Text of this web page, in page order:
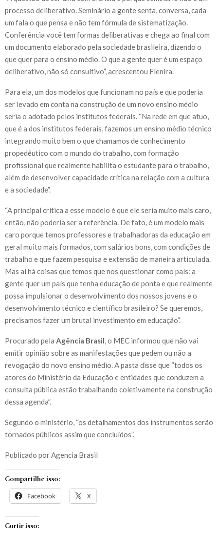
processo deliberativo. Seminário a gente senta, conversa, cada
um fala o que pensa e não tem fórmula de sistematização.
Conferência você tem formas deliberativas e chega ao final com
um documento elaborado pela sociedade brasileira, dizendo o
que quer para o ensino médio. O que a gente quer é um espaço
deliberativo, não só consultivo”, acrescentou Elenira.
Para ela, um dos modelos que funcionam no país e que poderia
ser levado em conta na construção de um novo ensino médio
seria o adotado pelos institutos federais. “Na rede em que atuo,
que é a dos institutos federais, fazemos um ensino médio técnico
integrando muito bem o que chamamos de conhecimento
propedêutico com o mundo do trabalho, com formação
profissional que realmente habilita o estudante para o trabalho,
além de desenvolver capacidade crítica na relação com a cultura
e a sociedade”.
“A principal crítica a esse modelo é que ele seria muito mais caro,
então, não poderia ser a referência. De fato, é um modelo mais
caro porque temos professores e trabalhadoras da educação em
geral muito mais formados, com salários bons, com condições de
trabalho e que fazem pesquisa e extensão de maneira articulada.
Mas aí há coisas que temos que nos questionar como país: a
gente quer um país que tenha educação de ponta e que realmente
possa impulsionar o desenvolvimento dos nossos jovens e o
desenvolvimento técnico e científico brasileiro? Se queremos,
precisamos fazer um brutal investimento em educação”.
Procurado pela Agência Brasil , o MEC informou que não vai
emitir opinião sobre as manifestações que pedem ou não a
revogação do novo ensino médio. A pasta disse que “todos os
atores do Ministério da Educação e entidades que conduzem a
consulta pública estão trabalhando coletivamente na construção
dessa agenda”.
Segundo o ministério, “os detalhamentos dos instrumentos serão
tornados públicos assim que concluídos”.
Publicado por Agencia Brasil
Compartilhe isso:
Facebook X
Curtir isso: